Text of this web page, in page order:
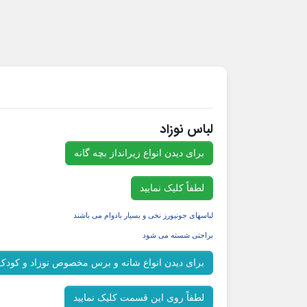
لباس نوزاد
برای دیدن انواع زیرانداز بچه گانه
لطفاً کلیک نمایید
لباسهای جونیورز نخی و بسیار بادوام می باشند
براحتی شسته می شود
برای دیدن انواع شانه و برس مخصوص نوزاد و
لطفاً روی این قسمت کلیک نمایید